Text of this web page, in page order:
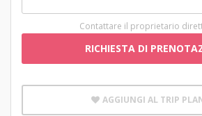
Contattare il proprietario
RICHIESTA DI
AGGIUNGI AL TRIP